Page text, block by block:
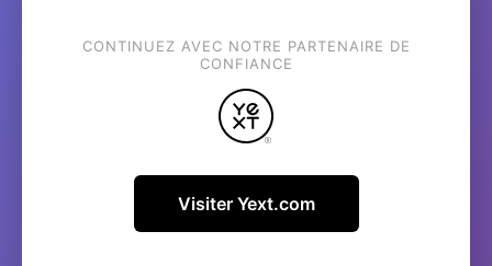
CONTINUEZ AVEC NOTRE PARTENAIRE DE
CONFIANCE
Visiter Yext.com